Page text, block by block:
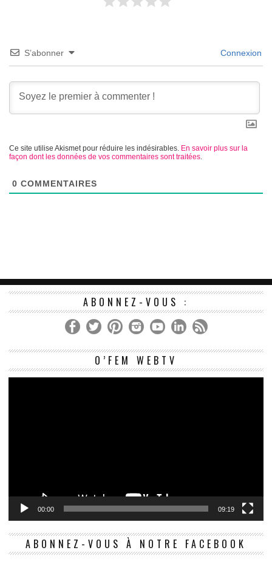
S’abonner Connexion
Ce site utilise Akismet pour réduire les indésirables. En savoir plus sur la
façon dont les données de vos commentaires sont traitées.
0 COMMENTAIRES
ABONNEZ-VOUS :
O’FEM WEBTV
00:00 09:19
ABONNEZ-VOUS À NOTRE FACEBOOK